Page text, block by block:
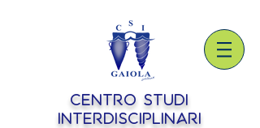
Centro Studi
Interdisciplinari